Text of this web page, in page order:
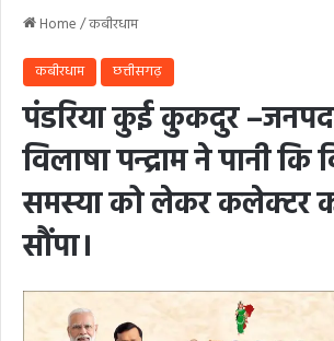
Home/कबीरधाम
कबीरधाम छत्तीसगढ़
पंडरिया कुई कुकदुर
विलाषा पन्द्राम ने पानी कि
समस्या को लेकर कलेक्टर
सौंपा।